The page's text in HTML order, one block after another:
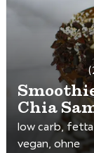
Chia
low carb,
vegan, ohne